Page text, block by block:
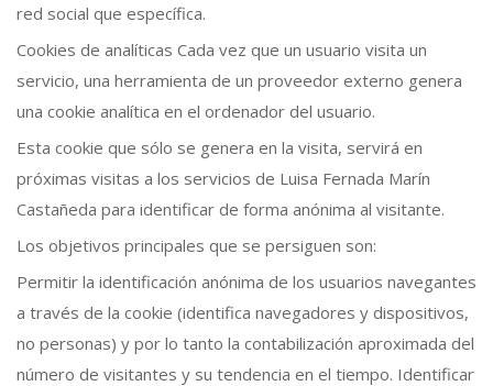
red social que específica.
Cookies de analíticas Cada vez que un usuario visita un
servicio, una herramienta de un proveedor externo genera
una cookie analítica en el ordenador del usuario.
Esta cookie que sólo se genera en la visita, servirá en
próximas visitas a los servicios de Luisa Fernada Marín
Castañeda para identificar de forma anónima al visitante.
Los objetivos principales que se persiguen son:
Permitir la identificación anónima de los usuarios navegantes
a través de la cookie (identifica navegadores y dispositivos,
no personas) y por lo tanto la contabilización aproximada del
número de visitantes y su tendencia en el tiempo. Identificar